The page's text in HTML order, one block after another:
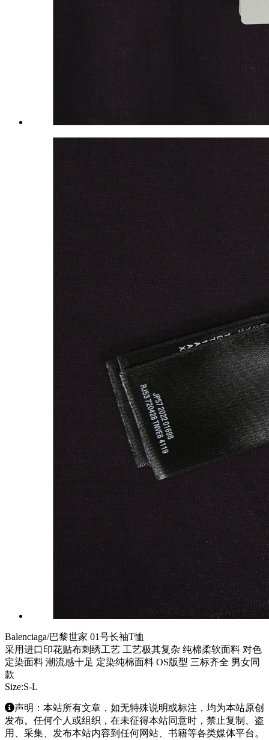
Balenciaga/巴黎世家 01号长袖T恤
采用进口印花贴布刺绣工艺 工艺极其复杂 纯棉柔软面料 对色
定染面料 潮流感十足 定染纯棉面料 OS版型 三标齐全 男女同
款
Size:S-L
声明：本站所有文章，如无特殊说明或标注，均为本站原创
发布。任何个人或组织，在未征得本站同意时，禁止复制、盗
用、采集、发布本站内容到任何网站、书籍等各类媒体平台。